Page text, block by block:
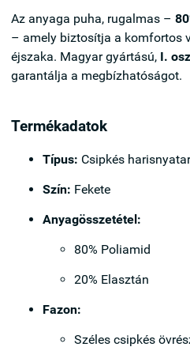
Az anyaga puha, rugalmas –
– amely biztosítja a komfortos
éjszaka. Magyar gyártású, I.
garantálja a megbízhatóságot.
Termékadatok
Típus: Csipkés
Szín: Fekete
Anyagösszetétel:
80% Poliamid
20% Elasztán
Fazon:
Széles csipkés